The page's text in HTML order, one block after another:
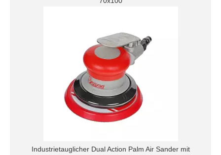
Industrietauglicher Dual Action Palm Air Sander mit